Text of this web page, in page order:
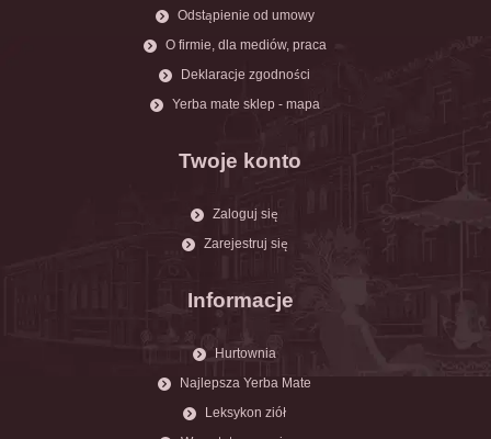
Odstąpienie od umowy
O firmie, dla mediów, praca
Deklaracje zgodności
Yerba mate sklep - mapa
Twoje konto
Zaloguj się
Zarejestruj się
Informacje
Hurtownia
Najlepsza Yerba Mate
Leksykon ziół